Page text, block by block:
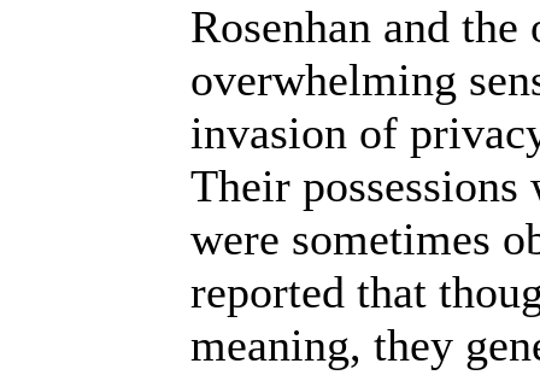
Rosenhan and
overwhelming
invasion of
Their possessions
were sometimes
reported that
meaning, they